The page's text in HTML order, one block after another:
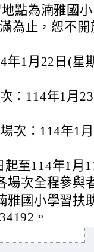
點為湳雅國
為止，恕不
年1月22日(星
：114年1月
次：114年1
起至114年1月
場次全程參與
雅國小學習扶
。